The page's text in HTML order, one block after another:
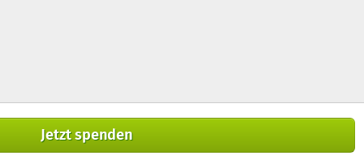
Jetzt spenden